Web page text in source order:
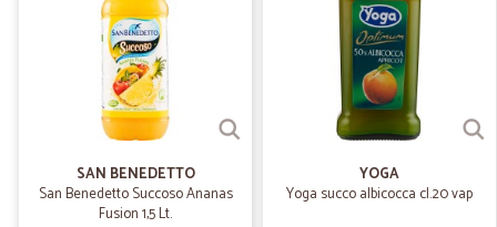
SAN BENEDETTO
San Benedetto Succoso Ananas
Fusion 1,5 Lt.
YOGA
Yoga succo albicocca cl.20 vap